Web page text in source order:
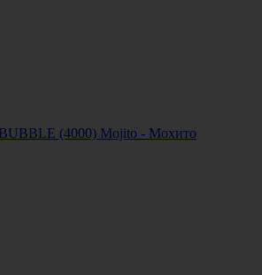
(4000) Mojito - Мохито